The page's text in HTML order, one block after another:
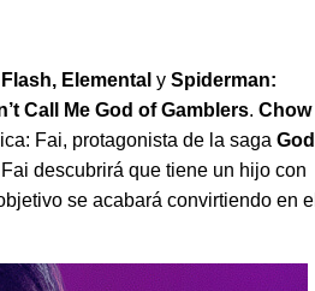
ElementalySpiderman:
Call Me God of Gamblers.Chow
Fai, protagonista de la sagaGod
descubrirá que tiene un hijo con
se acabará convirtiendo en el